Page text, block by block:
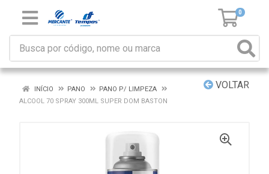
0
VOLTAR
INÍCIO PANO
PANO P/ LIMPEZA
ALCOOL 70 SPRAY 300ML SUPER DOM BASTON